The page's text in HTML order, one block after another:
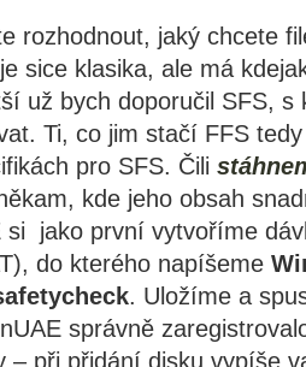
rozhodnout, jaký chcete
sice klasika, ale má
už bych doporučil SFS, s
Ti, co jim stačí FFS
pro SFS. Čili
kde jeho obsah
si jako první vytvoříme
do kterého napíšeme
. Uložíme a
správně
– při přidání disku vypíše